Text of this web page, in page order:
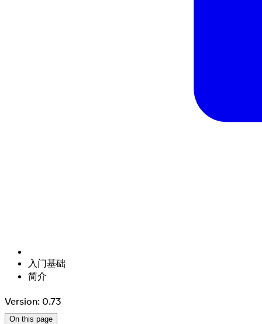
入门基础
简介
Version: 0.73
On this page